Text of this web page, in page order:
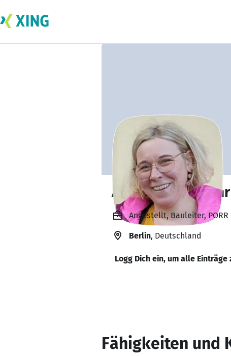
Annina Wagenführ
Angestellt, Bauleiter, PORR
Berlin, Deutschland
Logg Dich ein, um alle Einträge
Fähigkeiten und